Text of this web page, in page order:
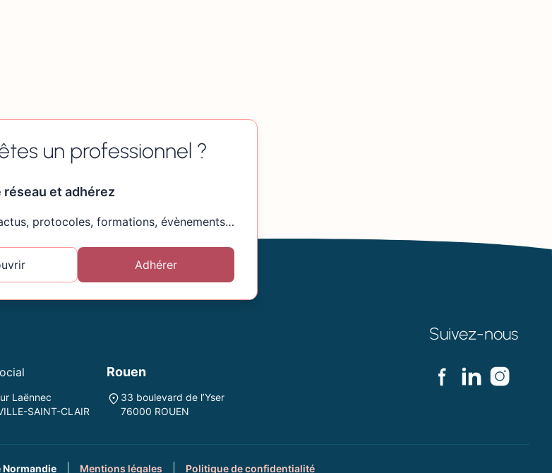
un professionnel ?
réseau et adhérez
protocoles, formations, évènements…
Adhérer
Laënnec
SAINT-CLAIR
Rouen
33 boulevard de l’Yser
76000 ROUEN
Suivez-nous
Normandie Mentions légales Politique de confidentialité